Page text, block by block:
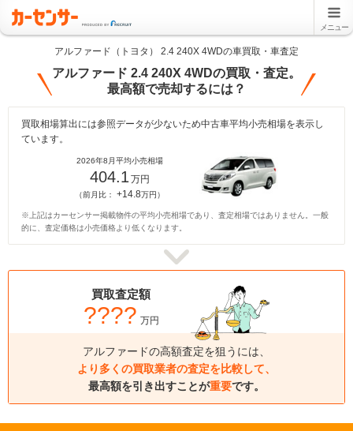
メニュー
アルファード（トヨタ） 2.4 240X 4WDの車買取・車査定
アルファード 2.4 240X 4WDの買取・査定。
最高額で売却するには？
買取相場算出には参照データが少ないため中古車平均小売相場を表示し
ています。
2026年8月平均小売相場
404.1 万円
（前月比： +14.8万円）
※上記はカーセンサー掲載物件の平均小売相場であり、査定相場ではありません。一般
的に、査定価格は小売価格より低くなります。
買取査定額
???? 万円
アルファードの高額査定を狙うには、
より多くの買取業者の査定を比較して、
最高額を引き出すことが重要です。